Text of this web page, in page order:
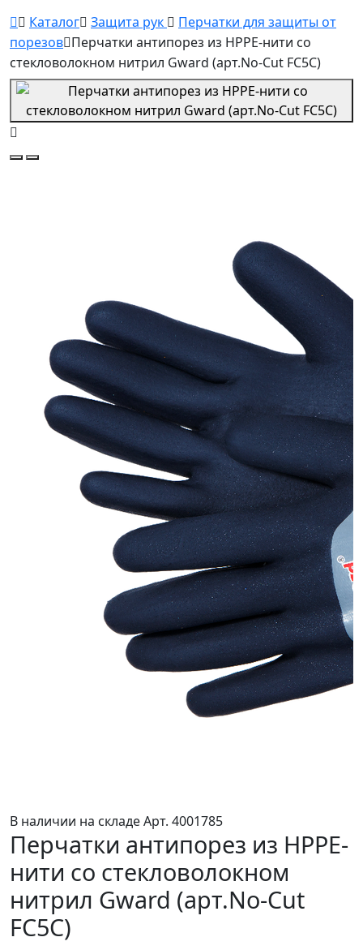
Каталог
Защита рук
Перчатки для защиты от
порезов Перчатки антипорез из HPPE-нити со
стекловолокном нитрил Gward (арт.No-Cut FC5C)
В наличии на складеАрт. 4001785
Перчатки антипорез из HPPE-
нити со стекловолокном
нитрил Gward (арт.No-Cut
FC5C)